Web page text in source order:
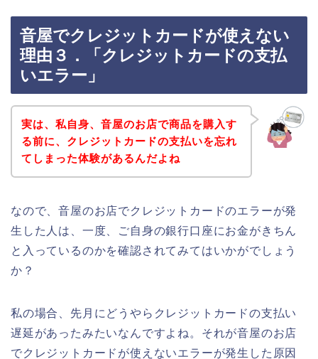
音屋でクレジットカードが使えない
理由３．「クレジットカードの支払
いエラー」
実は、私自身、音屋のお店で商品を購入す
る前に、クレジットカードの支払いを忘れ
てしまった体験があるんだよね
なので、音屋のお店でクレジットカードのエラーが発
生した人は、一度、ご自身の銀行口座にお金がきちん
と入っているのかを確認されてみてはいかがでしょう
か？
私の場合、先月にどうやらクレジットカードの支払い
遅延があったみたいなんですよね。それが音屋のお店
でクレジットカードが使えないエラーが発生した原因